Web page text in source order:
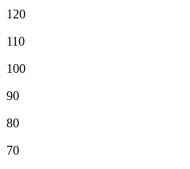
120
110
100
90
80
70